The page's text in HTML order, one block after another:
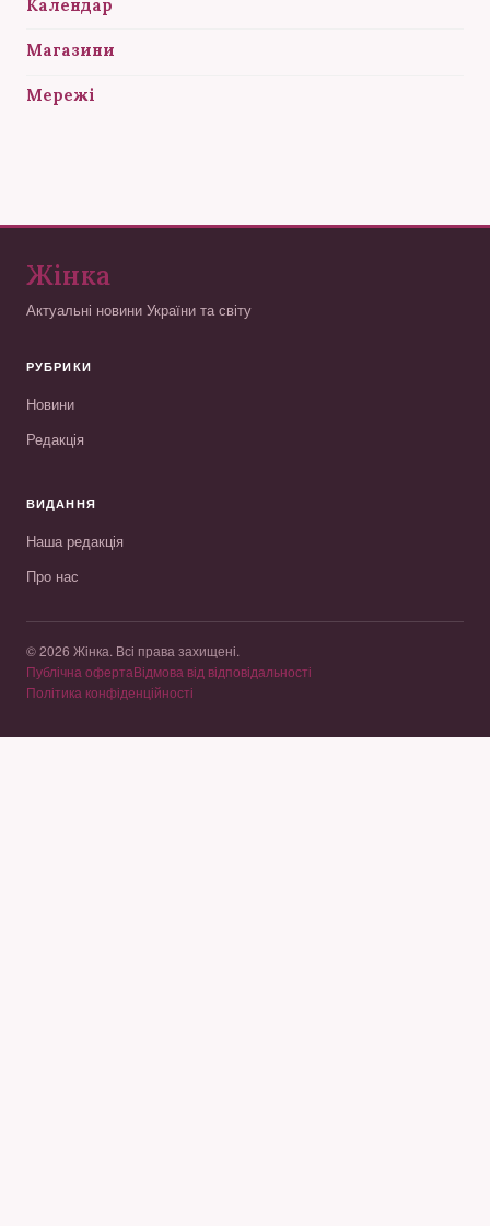
Календар
Магазини
Мережі
Жінка
Актуальні новини України та світу
РУБРИКИ
Новини
Редакція
ВИДАННЯ
Наша редакція
Про нас
© 2026 Жінка. Всі права захищені.
Публічна офертаВідмова від відповідальності
Політика конфіденційності